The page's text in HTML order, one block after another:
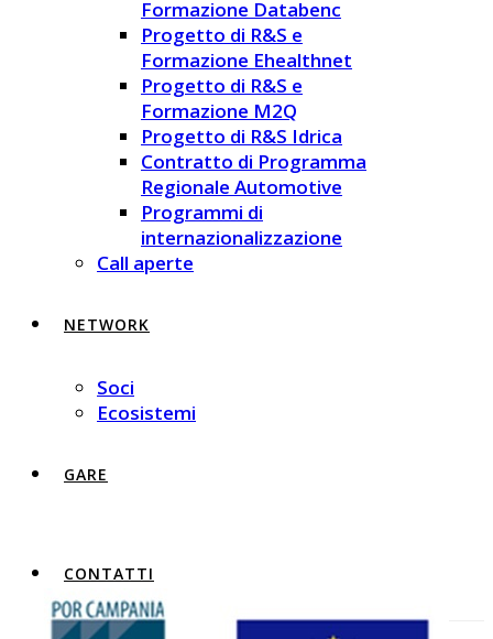
Formazione Databenc
Progetto di R&S e
Formazione Ehealthnet
Progetto di R&S e
Formazione M2Q
Progetto di R&S Idrica
Contratto di Programma
Regionale Automotive
Programmi di
internazionalizzazione
Call aperte
NETWORK
Soci
Ecosistemi
GARE
CONTATTI